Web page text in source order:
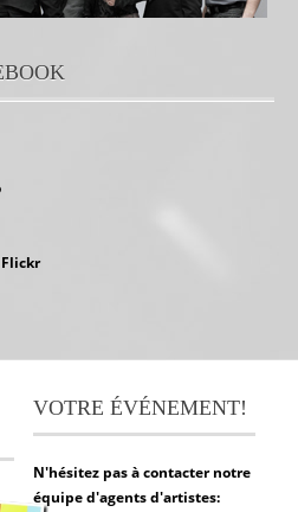
VOTRE ÉVÉNEMENT!
N'hésitez pas à contacter notre
équipe d'agents d'artistes: